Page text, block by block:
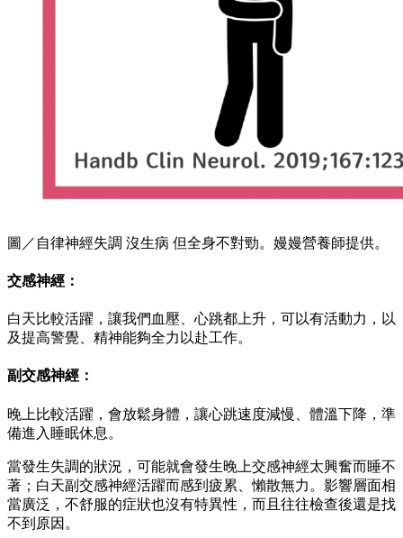
圖／自律神經失調 沒生病 但全身不對勁。嫚嫚營養師提供。
交感神經：
白天比較活躍，讓我們血壓、心跳都上升，可以有活動力，以
及提高警覺、精神能夠全力以赴工作。
副交感神經：
晚上比較活躍，會放鬆身體，讓心跳速度減慢、體溫下降，準
備進入睡眠休息。
當發生失調的狀況，可能就會發生晚上交感神經太興奮而睡不
著；白天副交感神經活躍而感到疲累、懶散無力。影響層面相
當廣泛，不舒服的症狀也沒有特異性，而且往往檢查後還是找
不到原因。